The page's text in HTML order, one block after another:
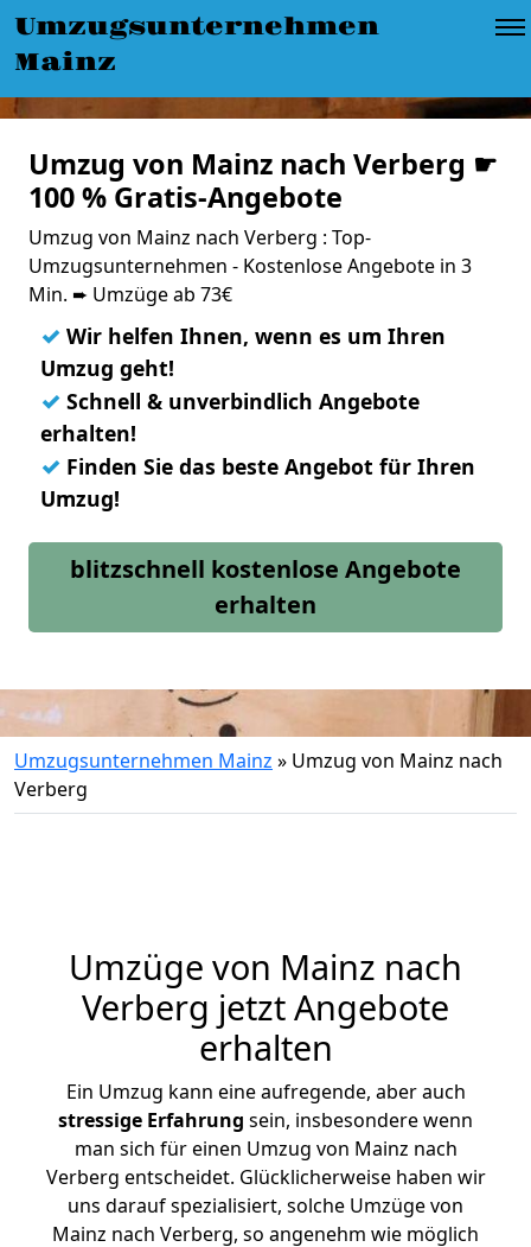
Umzugsunternehmen
Mainz
Umzug von Mainz nach Verberg ☛
100 % Gratis-Angebote
Umzug von Mainz nach Verberg : Top-
Umzugsunternehmen - Kostenlose Angebote in 3
Min. ➨ Umzüge ab 73€
✓ Wir helfen Ihnen, wenn es um Ihren
Umzug geht!
✓ Schnell & unverbindlich Angebote
erhalten!
✓ Finden Sie das beste Angebot für Ihren
Umzug!
blitzschnell kostenlose Angebote
erhalten
Umzugsunternehmen Mainz » Umzug von Mainz nach
Verberg
Umzüge von Mainz nach
Verberg jetzt Angebote
erhalten
Ein Umzug kann eine aufregende, aber auch
stressige Erfahrung sein, insbesondere wenn
man sich für einen Umzug von Mainz nach
Verberg entscheidet. Glücklicherweise haben wir
uns darauf spezialisiert, solche Umzüge von
Mainz nach Verberg, so angenehm wie möglich